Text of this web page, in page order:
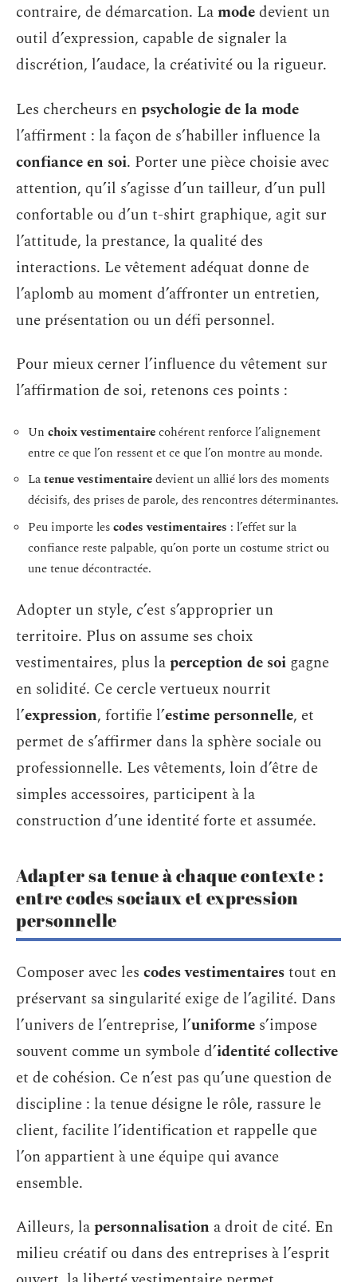
contraire, de démarcation. Lamodedevient un
outil d’expression, capable de signaler la
discrétion, l’audace, la créativité ou la rigueur.
Les chercheurs enpsychologie de la mode
l’affirment : la façon de s’habiller influence la
confiance en soi. Porter une pièce choisie avec
attention, qu’il s’agisse d’un tailleur, d’un pull
confortable ou d’un t-shirt graphique, agit sur
l’attitude, la prestance, la qualité des
interactions. Le vêtement adéquat donne de
l’aplomb au moment d’affronter un entretien,
une présentation ou un défi personnel.
Pour mieux cerner l’influence du vêtement sur
l’affirmation de soi, retenons ces points :
Un choix vestimentairecohérent renforce l’alignement
entre ce que l’on ressent et ce que l’on montre au monde.
Latenue vestimentairedevient un allié lors des moments
décisifs, des prises de parole, des rencontres déterminantes.
Peu importe lescodes vestimentaires : l’effet sur la
confiance reste palpable, qu’on porte un costume strict ou
une tenue décontractée.
Adopter un style, c’est s’approprier un
territoire. Plus on assume ses choix
vestimentaires, plus laperception de soi gagne
en solidité. Ce cercle vertueux nourrit
l’expression, fortifie l’estime personnelle, et
permet de s’affirmer dans la sphère sociale ou
professionnelle. Les vêtements, loin d’être de
simples accessoires, participent à la
construction d’une identité forte et assumée.
Adapter sa tenue à chaque contexte :
entre codes sociaux et expression
personnelle
Composer avec les codes vestimentairestout en
préservant sa singularité exige de l’agilité. Dans
l’univers de l’entreprise, l’uniforme s’impose
souvent comme un symbole d’identité collective
et de cohésion. Ce n’est pas qu’une question de
discipline : la tenue désigne le rôle, rassure le
client, facilite l’identification et rappelle que
l’on appartient à une équipe qui avance
ensemble.
Ailleurs, lapersonnalisation a droit de cité. En
milieu créatif ou dans des entreprises à l’esprit